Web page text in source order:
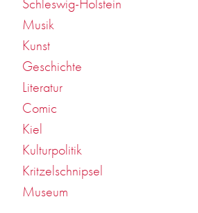
Musik
Kunst
Geschichte
Literatur
Comic
Kiel
Kulturpolitik
Kritzelschnipsel
Museum